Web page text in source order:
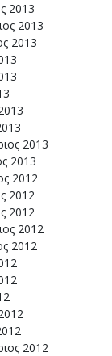
2013
2013
2013
2013
2013
2012
2012
2012
2012
2012
2012